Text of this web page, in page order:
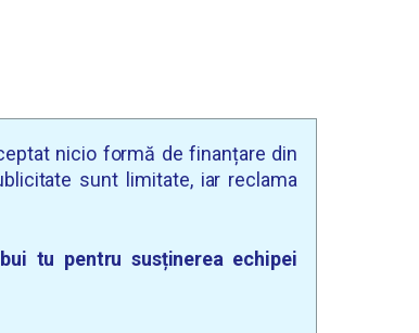
nicio formă de finanțare din
sunt limitate, iar reclama
tu pentru susținerea echipei